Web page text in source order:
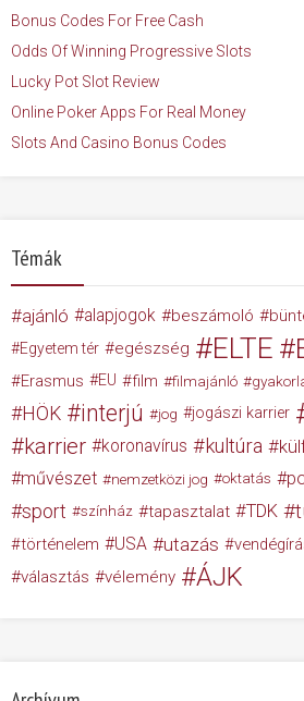
Bonus Codes For Free Cash
Odds Of Winning Progressive Slots
Lucky Pot Slot Review
Online Poker Apps For Real Money
Slots And Casino Bonus Codes
Témák
ajánló alapjogok beszámoló
Egyetem tér egészség ELTE
Erasmus EU film filmajánló
HÖK interjú jog jogászi karrier
karrier koronavírus kultúra
művészet nemzetközi jog oktatás
sport színház tapasztalat TDK
történelem USA utazás
választás vélemény ÁJK